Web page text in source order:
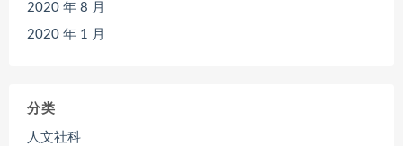
2020 年 8 月
2020 年 1 月
分类
人文社科